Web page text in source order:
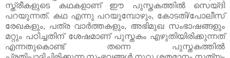
സ്ത്രീകളുടെ കഥകളാണ് ഈ പുസ്തകത്തില്‍ സെയ്ദി
പറയുന്നത്. കഥ എന്നു പറയുമ്പോഴും, കോടതി/പോലീസ്
രേഖകളും, പത്ര വാര്‍ത്തകളും, അഭിമുഖ സംഭാഷങ്ങളും
മറ്റും പഠിച്ചതിന് ശേഷമാണ് പുസ്തകം എഴുതിയിരിക്കുന്നത്
എന്നതുകൊണ്ട് തന്നെ പുസ്തകത്തില്‍